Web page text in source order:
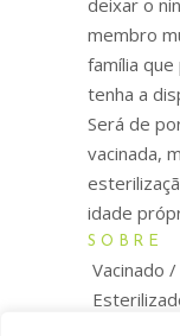
deixar o
membro
família
tenha a
Será de
vacinada,
idade
SOBRE
Vacinado